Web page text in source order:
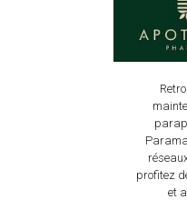
profitez
et